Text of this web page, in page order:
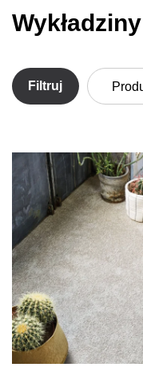
Filtruj